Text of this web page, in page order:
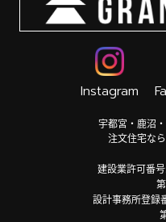
Instagram
宇都宮・鹿沼
注文住宅な
建設業許可番
設計事務所登録